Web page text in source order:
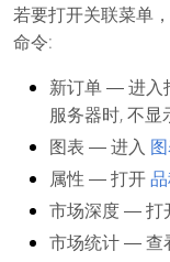
若要打开关联菜单
命令:
新订单― 进入
服务器时, 不显
图表 ― 进入
属性 ― 打开
市场深度― 打
市场统计― 查